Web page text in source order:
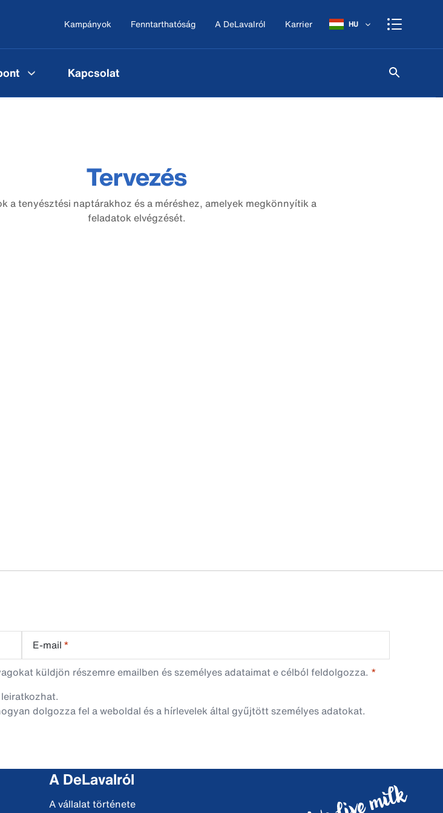
Kampányok Fenntarthatóság A DeLavalról Karrier HU
Kapcsolat
Tervezés
a tenyésztési naptárakhoz és a méréshez, amelyek megkönnyítik a
feladatok elvégzését.
E-mail *
küldjön részemre emailben és személyes adataimat e célból feldolgozza.
dolgozza fel a weboldal és a hírlevelek által gyűjtött személyes adatokat.
A DeLavalról
A vállalat története